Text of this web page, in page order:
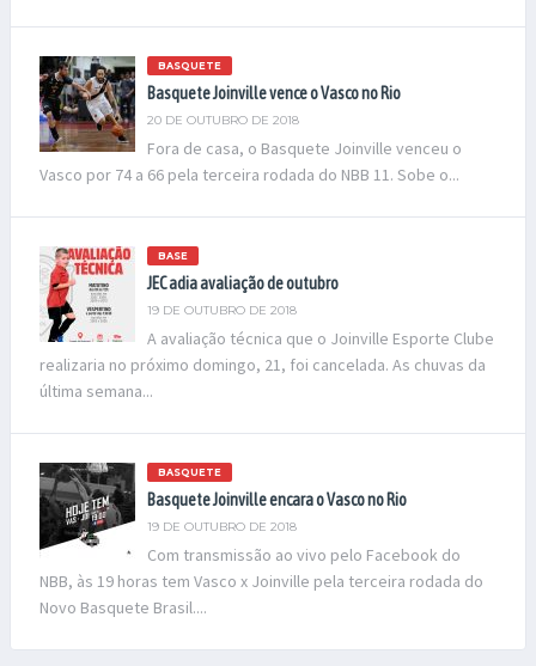
BASQUETE
Basquete Joinville vence o Vasco no Rio
20 DE OUTUBRO DE 2018
Fora de casa, o Basquete Joinville venceu o
Vasco por 74 a 66 pela terceira rodada do NBB 11. Sobe o...
BASE
JEC adia avaliação de outubro
19 DE OUTUBRO DE 2018
A avaliação técnica que o Joinville Esporte Clube
realizaria no próximo domingo, 21, foi cancelada. As chuvas da
última semana...
BASQUETE
Basquete Joinville encara o Vasco no Rio
19 DE OUTUBRO DE 2018
Com transmissão ao vivo pelo Facebook do
NBB, às 19 horas tem Vasco x Joinville pela terceira rodada do
Novo Basquete Brasil....